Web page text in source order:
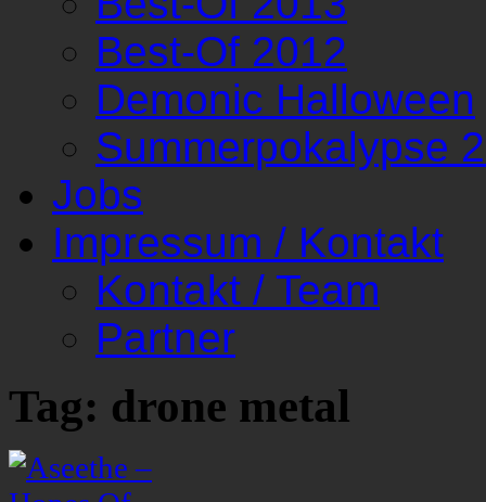
Best-Of 2012
Demonic Halloween
Summerpokalypse
Jobs
Impressum / Kontakt
Kontakt / Team
Partner
Tag: drone metal